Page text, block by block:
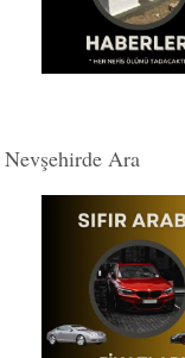
Nevşehirde Ara